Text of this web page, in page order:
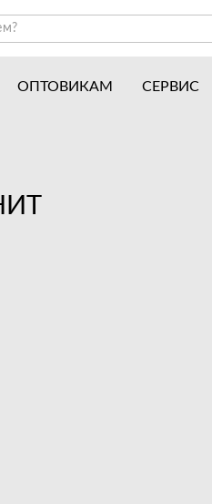
для мотоблоков
ОПТОВИКАМ СЕРВИС